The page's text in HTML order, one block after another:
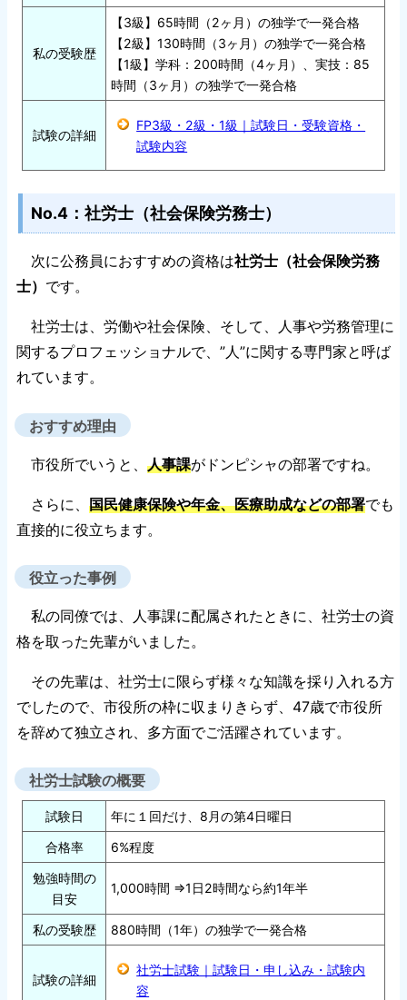
私の受験歴
【3級】65時間（2ヶ月）の独学で一発合格
【2級】130時間（3ヶ月）の独学で一発合格
【1級】学科：200時間（4ヶ月）、実技：85
時間（3ヶ月）の独学で一発合格
試験の詳細
FP3級・2級・1級｜試験日・受験資格・
試験内容
No.4：社労士（社会保険労務士）
次に公務員におすすめの資格は社労士（社会保険労務
士） です。
社労士は、労働や社会保険、そして、人事や労務管理に
関するプロフェッショナルで、”人”に関する専門家と呼ば
れています。
おすすめ理由
市役所でいうと、 人事課がドンピシャの部署ですね。
さらに、 国民健康保険や年金、医療助成などの部署でも
直接的に役立ちます。
役立った事例
私の同僚では、人事課に配属されたときに、社労士の資
格を取った先輩がいました。
その先輩は、社労士に限らず様々な知識を採り入れる方
でしたので、市役所の枠に収まりきらず、47歳で市役所
を辞めて独立され、多方面でご活躍されています。
社労士試験の概要
試験日
年に１回だけ、8月の第4日曜日
合格率
6%程度
勉強時間の
目安
1,000時間 ⇒1日2時間なら約1年半
私の受験歴 880時間（1年）の独学で一発合格
試験の詳細
社労士試験｜試験日・申し込み・試験内
容